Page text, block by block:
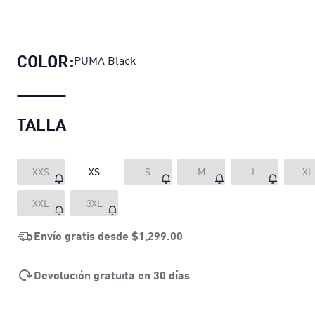
COLOR:PUMA Black
TALLA
XXS XS S M L XL
XXL 3XL
Envío gratis desde $1,299.00
Devolución gratuita en 30 días